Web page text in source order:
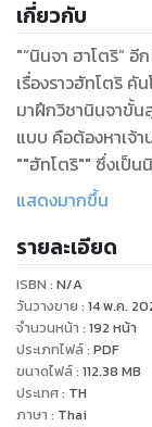
เกี่ยวกับ
"“นินจา ฮาโตริ” อี
เรื่องราวฮัทโตริ คั
มาฝึกวิชานินจาขั้
แบบ คือต้องหาเจ้
""ฮัทโตริ"" ซึ่งเป็น
ที่ชื่อว่า ""เคนอิจิ""
อิจิเป็นผู้ที่มีความสา
เป็นแค่เด็กชายธร
อิจิ เพราะในโลกข
นั้นก็เกิดเหตุการณ์
เฉพาะหน้าต่างๆ เ
ริก็ออกจากบ้านเค
แสดงมากขึ้น
รายละเอียด
ISBN : N/A
วันวางขาย : 14 พ.ค.
จำนวนหน้า : 192 หน้า
ประเภทไฟล์: PDF
ขนาดไฟล์: 112.38 MB
ประเทศ: TH
ภาษา : Thai